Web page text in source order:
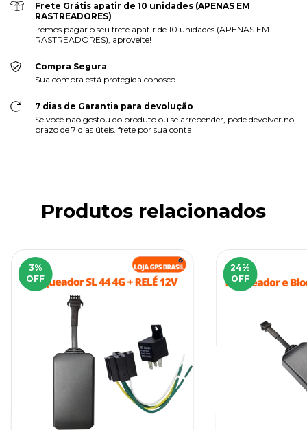
Frete Grátis apatir de 10 unidades (APENAS EM
RASTREADORES)
Iremos pagar o seu frete apatir de 10 unidades (APENAS EM
RASTREADORES), aproveite!
Compra Segura
Sua compra está protegida conosco
7 dias de Garantia para devolução
Se você não gostou do produto ou se arrepender, pode devolver no
prazo de 7 dias úteis. frete por sua conta
Produtos relacionados
3%
OFF
24%
OFF